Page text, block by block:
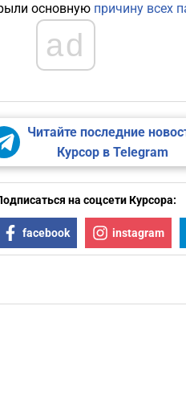
основную причину всех
ad
Читайте последние
Курсор в Telegram
на соцсети Курсора:
facebook instagram